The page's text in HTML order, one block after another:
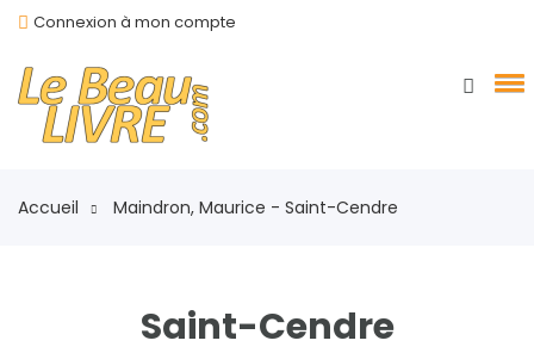
Connexion à mon compte
Accueil Maindron, Maurice - Saint-Cendre
Saint-Cendre